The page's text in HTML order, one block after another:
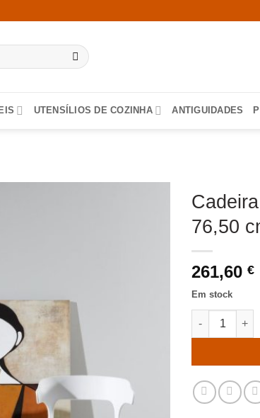
UTENSÍLIOS DE COZINHA ANTIGUIDADES
76,50
261,60 €
Em stock
Quantidade